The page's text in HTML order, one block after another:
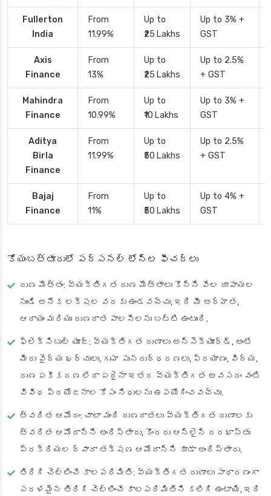
Fullerton
India
From
11.99%
Up to
₹25 Lakhs
Up to 3% +
GST
Axis
Finance
From
13%
Up to
₹25 Lakhs
Up to 2.5%
+ GST
Mahindra
Finance
From
10.99%
Up to
₹10 Lakhs
Up to 3% +
GST
Aditya
Birla
Finance
From
11.99%
Up to
₹50 Lakhs
Up to 2.5%
+ GST
Bajaj
Finance
From
11%
Up to
₹50 Lakhs
Up to 4% +
GST
కోయంబత్తూరులో పర్సనల్ లోన్ల ఫీచర్లు
రుణ మొత్తం: వ్యక్తిగత రుణ మొత్తాలు కొన్ని వేల రూపాయల
నుండి అనేక లక్షల వరకు ఉండవచ్చు, ఇది మీ అర్హత,
ఆదాయం మరియు రుణదాత పాలసీలను బట్టి ఉంటుంది.
ఫ్లెక్సిబుల్ యూజ్: వ్యక్తిగత రుణాలు అన్‌సెక్యూర్డ్, అంటే
మీరు వైద్య ఖర్చులు, గృహ పునరుద్ధరణలు, ప్రయాణం, విద్య,
రుణ ఏకీకరణ లేదా ఏదైనా ఇతర వ్యక్తిగత అవసరం వంటి
వివిధ ప్రయోజనాల కోసం నిధులను ఉపయోగించవచ్చు.
త్వరిత ఆమోదం: చాలా మంది రుణదాతలు వ్యక్తిగత రుణాలకు
త్వరిత ఆమోదాన్ని అందిస్తారు, కొందరు ఆన్‌లైన్ దరఖాస్తు
ప్రక్రియల ద్వారా తక్షణ ఆమోదాన్ని కూడా అందిస్తారు.
తిరిగి చెల్లించే కాలపరిమితి: వ్యక్తిగత రుణాలు సాధారణంగా
సరళమైన తిరిగి చెల్లించే కాలపరిమితిని కలిగి ఉంటాయి, ఇది